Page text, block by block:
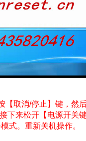
【取消/停止】键，然
下来松开【电源开关
式。重新关机操作。